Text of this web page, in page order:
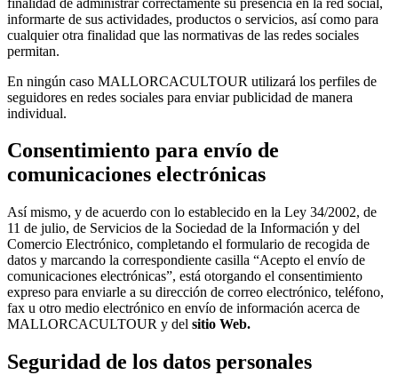
informarte de sus actividades, productos o servicios, así como para
cualquier otra finalidad que las normativas de las redes sociales
permitan.
En ningún caso MALLORCACULTOUR utilizará los perfiles de
seguidores en redes sociales para enviar publicidad de manera
individual.
Consentimiento para envío de
comunicaciones electrónicas
Así mismo, y de acuerdo con lo establecido en la Ley 34/2002, de
11 de julio, de Servicios de la Sociedad de la Información y del
Comercio Electrónico, completando el formulario de recogida de
datos y marcando la correspondiente casilla “Acepto el envío de
comunicaciones electrónicas”, está otorgando el consentimiento
expreso para enviarle a su dirección de correo electrónico, teléfono,
fax u otro medio electrónico en envío de información acerca de
MALLORCACULTOUR y del sitio Web.
Seguridad de los datos personales